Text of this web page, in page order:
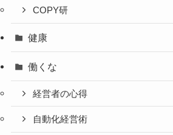
COPY研
健康
働くな
経営者の心得
自動化経営術